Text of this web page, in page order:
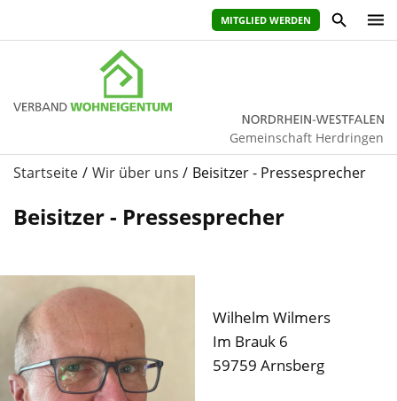
MITGLIED WERDEN
Gemeinschaft Herdringen
Startseite Wir über uns Beisitzer - Pressesprecher
Beisitzer - Pressesprecher
Wilhelm Wilmers
Im Brauk 6
59759 Arnsberg